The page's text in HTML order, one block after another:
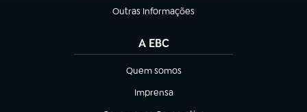
Outras Informações
(abre em nova aba)
A EBC
Quem somos
(abre em nova aba)
Imprensa
(abre em nova aba)